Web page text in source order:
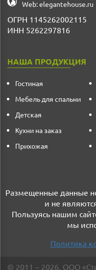
Web:elegantehouse.ru
ОГРН 1145262002115
ИНН 5262297816
НАША ПРОДУКЦИЯ
Гостиная
Мебель для спальни
Детская
Кухни на заказ
Прихожая
Размещенные данные
и не
Пользуясь нашим
мы
Политика
© 2011 – 2026, ООО